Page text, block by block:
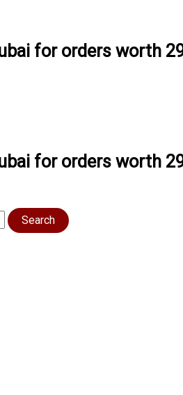
for orders worth
for orders worth
Search